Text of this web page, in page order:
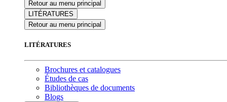
Retour au menu principal
LITÉRATURES
Retour au menu principal
LITÉRATURES
Brochures et catalogues
Études de cas
Bibliothèques de documents
Blogs